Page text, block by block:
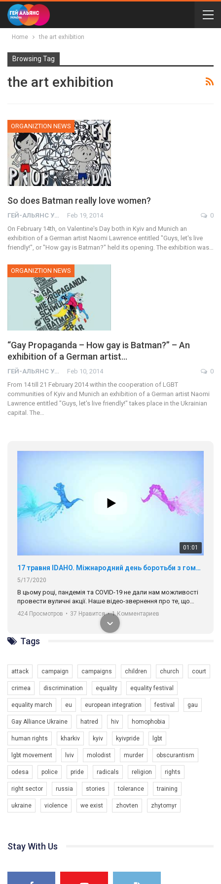
Home the art exhibition
Browsing Tag
the art exhibition
ORGANIZTION NEWS
So does Batman really love women?
ГЕЙ-АЛЬЯНС УКРАИНА Feb 19, 2014
0
On February 14th, on Valentine's Day both in Kyiv and Munich an
exhibition of a German artist Naomi Lawrence entitled "Guys, let's live
friendly!", or "How gay is Batman?" held its opening. The exhibition was…
ORGANIZTION NEWS
“Gay Propaganda – How gay is Batman?” – An
exhibition of a German artist…
ГЕЙ-АЛЬЯНС УКРАИНА Feb 10, 2014
0
From 14 till 21 February 2014 within the cooperation of LGBT
communities of Kyiv and Munich an exhibition of a German artist Naomi
Lawrence entitled "Guys, let's live friendly!" takes place in the Ukrainian
capital. The…
01:01
17 травня IDAHO. Міжнародний день боротьби з гомофобією трансфобією і біфобія.
5/17/2020
В цьому році, пандемія та COVІD-19 не дали нам можливості
провести вуличні акції. Наше відео-звернення про те, що
навіть коли ми у різних містах та не можемо зустрінеться, ми
разом. Ми закликаємо всіх хто поділяє цінності рівності та
солідарності, приєднатися до нас. Регіональні підрозділи
ГАУ є в 16 областях України.
Разом наш голос лунає гучніше!
424 Просмотров • 37 Нравится • 1 Комментариев
Зупинимо насильство проти ЛГБТ в Україні! Stop violence against LGBT in Ukraine!
6/30/2017
Емоційний та вражаючий промо-ролік на конкурс PACT, який
представляє програму "Гей-альянс Україна" з протидії
насильству проти ЛГБТ в Україні.
Якщо ти хочеш підтримати нас - просто натисни "лайк" під
Team of Gay Alliance Ukraine participates in a competition for the
1.9K Просмотров • 226 Нравится 5 Комментариев
Tags
attack campaign campaigns children church court
crimea discrimination equality equality festival
equality march eu european integration festival gau
Gay Alliance Ukraine hatred hiv homophobia
human rights kharkiv kyiv kyivpride lgbt
lgbt movement lviv molodist murder obscurantism
odesa police pride radicals religion rights
right sector russia stories tolerance training
ukraine violence we exist zhovten zhytomyr
Stay With Us